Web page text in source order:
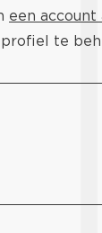
een account
te